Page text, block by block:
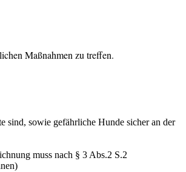
Maßnahmen zu treffen.
sind, sowie gefährliche Hunde sicher an der
muss nach § 3 Abs.2 S.2